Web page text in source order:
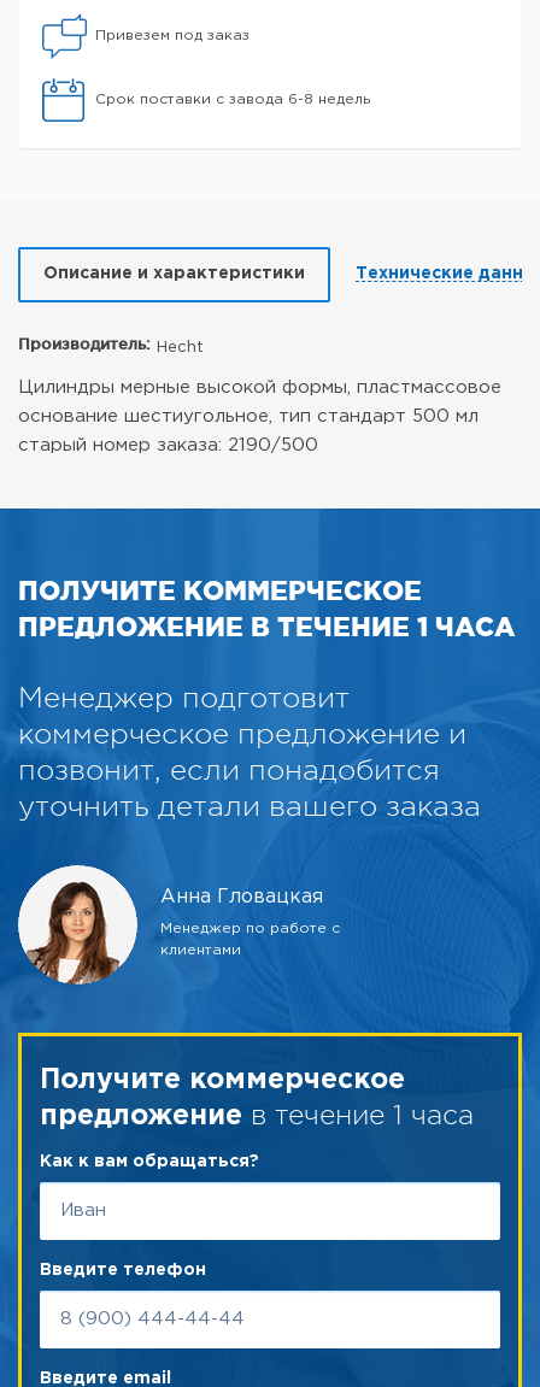
Привезем под заказ
Срок поставки с завода 6-8 недель
Описание и характеристики Технические
Производитель: Hecht
Цилиндры мерные высокой формы, пластмассовое
основание шестиугольное, тип стандарт 500 мл
старый номер заказа: 2190/500
ПОЛУЧИТЕ КОММЕРЧЕСКОЕ
ПРЕДЛОЖЕНИЕ В ТЕЧЕНИЕ 1 ЧАСА
Менеджер подготовит
коммерческое предложение и
позвонит, если понадобится
уточнить детали вашего заказа
Анна Гловацкая
Менеджер по работе с
клиентами
Получите коммерческое
предложение в течение 1 часа
Как к вам обращаться?
Введите телефон
Введите email